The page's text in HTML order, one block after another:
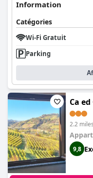
Information
Catégories
Wi-Fi Gratuit
Parking
Ca
2.2
9,8